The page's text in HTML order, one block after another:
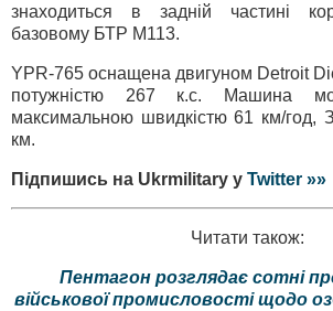
знаходиться в задній частині
базовому БТР М113.
YPR-765 оснащена двигуном Detroit
потужністю 267 к.с. Машина
максимальною швидкістю 61 км/год,
км.
Підпишись на Ukrmilitary у Twitter »»
Читати також:
Пентагон розглядає сотні
військової промисловості щодо